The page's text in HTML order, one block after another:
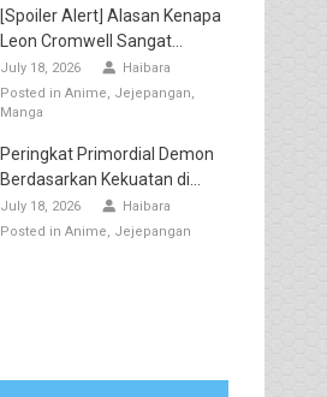
[Spoiler Alert] Alasan Kenapa
Leon Cromwell Sangat...
July 18, 2026
Haibara
Posted in Anime
Jejepangan
Manga
Peringkat Primordial Demon
Berdasarkan Kekuatan di...
July 18, 2026
Haibara
Posted in Anime Jejepangan